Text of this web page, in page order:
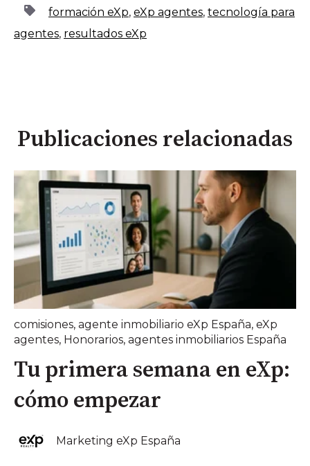
formación eXp, eXp agentes, tecnología para
agentes, resultados eXp
Publicaciones relacionadas
comisiones, agente inmobiliario eXp España, eXp
agentes, Honorarios, agentes inmobiliarios España
Tu primera semana en eXp:
cómo empezar
Marketing eXp España